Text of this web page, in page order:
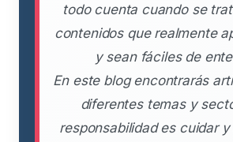
todo cuenta cuando se
contenidos que realmente
y sean fáciles de
En este blog encontrarás
diferentes temas y
responsabilidad es cuidar